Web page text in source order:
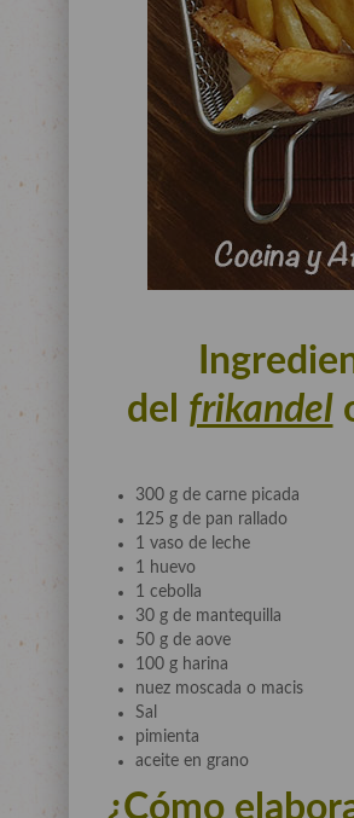
del frikandel
300 g de carne picada
125 g de pan rallado
1 vaso de leche
1 huevo
1 cebolla
30 g de mantequilla
50 g de aove
100 g harina
nuez moscada o macis
Sal
pimienta
aceite en grano
¿Cómo